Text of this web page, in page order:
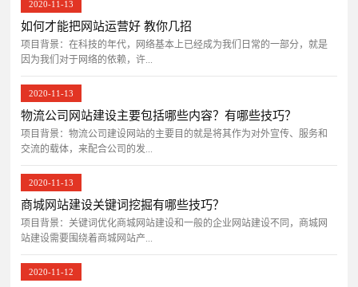
2020-11-13
如何才能把网站运营好 教你几招
项目背景：在科技的年代，网络基本上已经成为我们日常的一部分，就是
因为我们对于网络的依赖，许...
2020-11-13
物流公司网站建设主要包括哪些内容？有哪些技巧？
项目背景：物流公司建设网站的主要目的就是将其作为对外宣传、服务和
交流的载体，来配合公司的发...
2020-11-13
商城网站建设关键词挖掘有哪些技巧？
项目背景：关键词优化商城网站建设和一般的企业网站建设不同，商城网
站建设需要围绕着商城网站产...
2020-11-12